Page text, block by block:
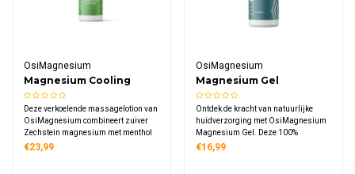
OsiMagnesium
Magnesium Cooling
Massage Lotion
Deze verkoelende massagelotion van
OsiMagnesium combineert zuiver
Zechstein magnesium met menthol
en arnica-extract voor een
€23,99
OsiMagnesium
Magnesium Gel
Ontdek de kracht van natuurlijke
huidverzorging met OsiMagnesium
Magnesium Gel. Deze 100%
natuurlijke massagegel bevat puur
€16,99